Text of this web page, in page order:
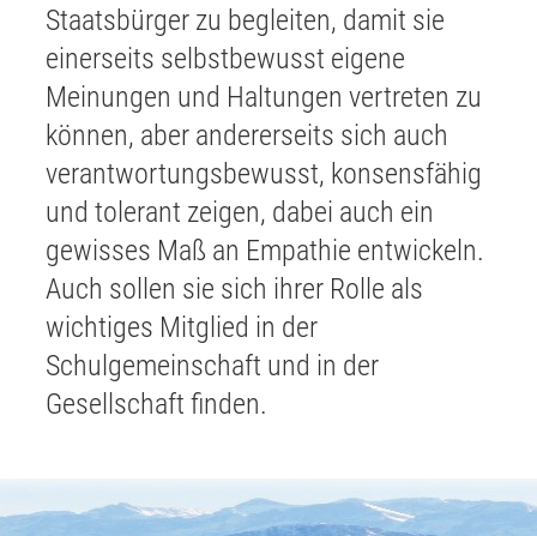
Staatsbürger zu begleiten, damit sie
einerseits selbstbewusst eigene
Meinungen und Haltungen vertreten zu
können, aber andererseits sich auch
verantwortungsbewusst, konsensfähig
und tolerant zeigen, dabei auch ein
gewisses Maß an Empathie entwickeln.
Auch sollen sie sich ihrer Rolle als
wichtiges Mitglied in der
Schulgemeinschaft und in der
Gesellschaft finden.